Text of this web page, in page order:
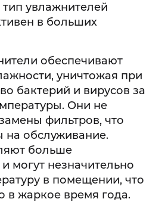
увлажнителей
в больших
обеспечивают
уничтожая при
бактерий и вирусов за
Они не
фильтров, что
на обслуживание.
больше
могут незначительно
в помещении, что
в жаркое время года.